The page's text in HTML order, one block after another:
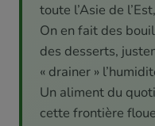
toute l’Asie de
On en fait des
des desserts,
« drainer »
Un aliment du
cette frontière